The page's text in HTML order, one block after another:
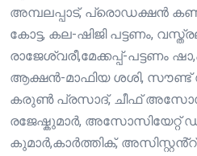
അമ്പലപ്പാട്, പ്രൊഡക്ഷൻ
കോട്ട, കല-ഷിജി പട്ടണം,
രാജേശ്വരീ,മേക്കപ്പ്-പട്ടണം
ആക്ഷൻ-മാഫിയ ശശി,
കരുൺ പ്രസാദ്, ചീഫ്
രജേഷ്കുമാർ, അസോസിയേറ്റ്
കുമാർ,കാർത്തിക്,